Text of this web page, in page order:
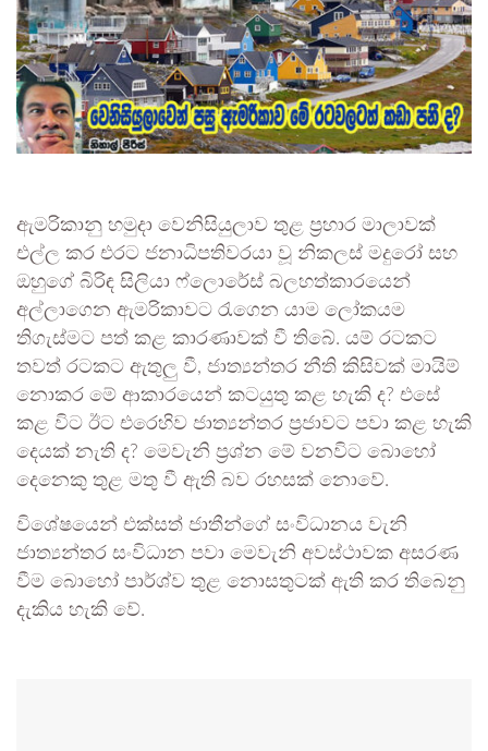
ඇමරිකානු හමුදා වෙනිසියුලාව තුළ ප්‍රහාර මාලාවක්
එල්ල කර එරට ජනාධිපතිවරයා වූ නිකලස් මදුරෝ සහ
ඔහුගේ බිරිඳ සිලියා ෆ්ලොරේස් බලහත්කාරයෙන්
අල්ලාගෙන ඇමරිකාවට රැගෙන යාම ලෝකයම
තිගැස්මට පත් කළ කාරණාවක් වී තිබේ. යම් රටකට
තවත් රටකට ඇතුලු වී, ජාත්‍යන්තර නීති කිසිවක් මායිම්
නොකර මේ ආකාරයෙන් කටයුතු කළ හැකි ද? එසේ
කළ විට ඊට එරෙහිව ජාත්‍යන්තර ප්‍රජාවට පවා කළ හැකි
දෙයක් නැති ද? මෙවැනි ප්‍රශ්න මේ වනවිට බොහෝ
දෙනෙකු තුළ මතු වී ඇති බව රහසක් නොවේ.
විශේෂයෙන් එක්සත් ජාතීන්ගේ සංවිධානය වැනි
ජාත්‍යන්තර සංවිධාන පවා මෙවැනි අවස්ථාවක අසරණ
වීම බොහෝ පාර්ශ්ව තුළ නොසතුටක් ඇති කර තිබෙනු
දැකිය හැකි වේ.